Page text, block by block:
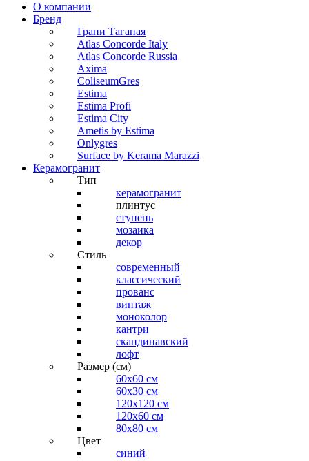
О компании
Бренд
Грани Таганая
Atlas Concorde Italy
Atlas Concorde Russia
Axima
ColiseumGres
Estima
Estima Profi
Estima City
Ametis by Estima
Onlygres
Surface by Kerama Marazzi
Керамогранит
Тип
керамогранит
плинтус
ступень
мозаика
декор
Стиль
современный
классический
прованс
винтаж
моноколор
кантри
скандинавский
лофт
Размер (см)
60х60 см
60x30 см
120x120 см
120x60 см
80x80 см
Цвет
синий